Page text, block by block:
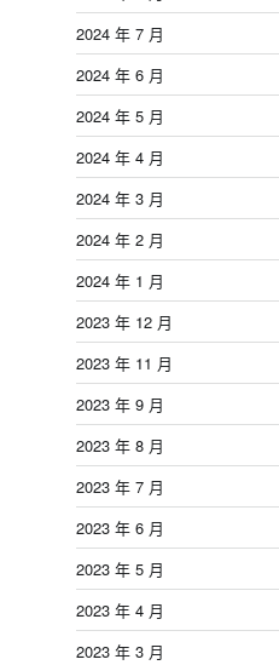
2024 年 7 月
2024 年 6 月
2024 年 5 月
2024 年 4 月
2024 年 3 月
2024 年 2 月
2024 年 1 月
2023 年 12 月
2023 年 11 月
2023 年 9 月
2023 年 8 月
2023 年 7 月
2023 年 6 月
2023 年 5 月
2023 年 4 月
2023 年 3 月